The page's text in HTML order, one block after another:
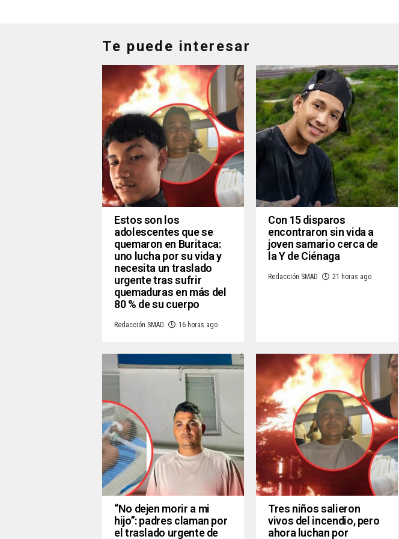
Te puede interesar
Estos son los
adolescentes que se
quemaron en Buritaca:
uno lucha por su vida y
necesita un traslado
urgente tras sufrir
quemaduras en más del
80 % de su cuerpo
Redacción SMAD 16 horas ago
Con 15 disparos
encontraron sin vida a
joven samario cerca de
la Y de Ciénaga
Redacción SMAD 21 horas ago
“No dejen morir a mi
hijo”: padres claman por
el traslado urgente de
Tres niños salieron
vivos del incendio, pero
ahora luchan por